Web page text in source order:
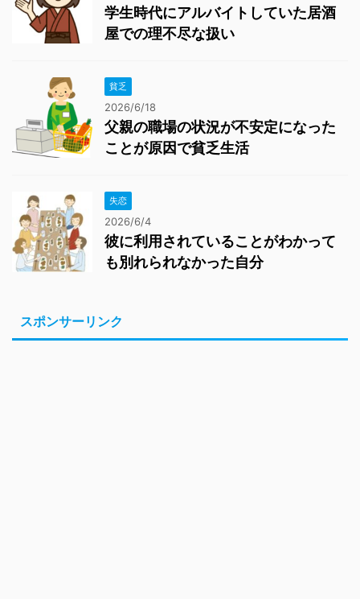
学生時代にアルバイトしていた居酒
屋での理不尽な扱い
貧乏
2026/6/18
父親の職場の状況が不安定になった
ことが原因で貧乏生活
失恋
2026/6/4
彼に利用されていることがわかって
も別れられなかった自分
スポンサーリンク